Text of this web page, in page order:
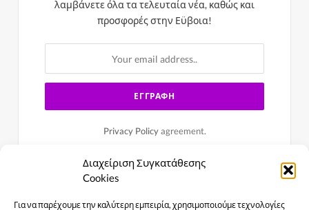
Διαχείριση Συγκατάθεσης
Cookies
Για να παρέχουμε την καλύτερη εμπειρία, χρησιμοποιούμε τεχνολογίες
λαμβάνετε όλα τα τελευταία νέα, καθώς και
προσφορές στην Εϋβοια!
Privacy Policyagreement.